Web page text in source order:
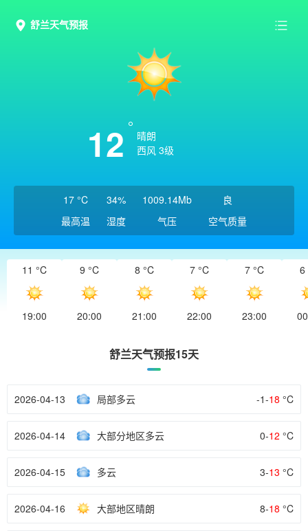
舒兰天气预报
12
晴朗
西风 3级
17 °C
最高温
34%
湿度
1009.14Mb
气压
良
空气质量
11 °C
19:00
9 °C
20:00
8 °C
21:00
7 °C
22:00
7 °C
23:00
6
舒兰天气预报15天
2026-04-13 局部多云 -1-18 °C
2026-04-14 大部分地区多云 0-12 °C
2026-04-15 多云 3-13 °C
2026-04-16 大部地区晴朗 8-18 °C